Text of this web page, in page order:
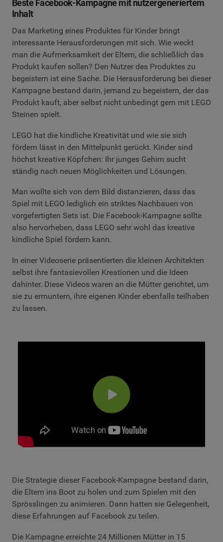
Beste Facebook-Kampagne mit nutzergeneriertem
Inhalt
Das Marketing eines Produktes für Kinder bringt
interessante Herausforderungen mit sich. Wie weckt
man die Aufmerksamkeit der Eltern, die schließlich das
Produkt kaufen sollen? Den Nutzer des Produktes zu
begeistern ist eine Sache. Die Herausforderung bei dieser
Kampagne bestand darin, jemand zu begeistern, der das
Produkt kauft, aber selbst nicht unbedingt gern mit LEGO
Steinen spielt.
LEGO hat die kindliche Kreativität und wie sie sich
fördern lässt in den Mittelpunkt gerückt. Kinder sind
höchst kreative Köpfchen: Ihr junges Gehirn sucht
ständig nach neuen Möglichkeiten und Lösungen.
Man wollte sich von dem Bild distanzieren, dass das
Spiel mit LEGO lediglich ein striktes Nachbauen von
vorgefertigten Sets ist. Die Facebook-Kampagne sollte
also hervorheben, dass LEGO sehr wohl das kreative
kindliche Spiel fördern kann.
In einer Videoserie präsentierten die kleinen Architekten
selbst ihre fantasievollen Kreationen und die Ideen
dahinter. Diese Videos waren an die Mütter gerichtet, um
sie zu ermuntern, ihre eigenen Kinder ebenfalls teilhaben
zu lassen.
Die Strategie dieser Facebook-Kampagne bestand darin,
die Eltern ins Boot zu holen und zum Spielen mit den
Sprösslingen zu animieren. Dann hatten sie Gelegenheit,
diese Erfahrungen auf Facebook zu teilen.
Die Kampagne erreichte 24 Millionen Mütter in 15